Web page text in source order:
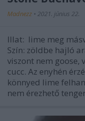
Madnezz • 2021. június 22.
Illat: lime meg
Szín: zöldbe hajló
viszont nem goose,
cucc. Az enyhén
könnyed lime
nem érezhető